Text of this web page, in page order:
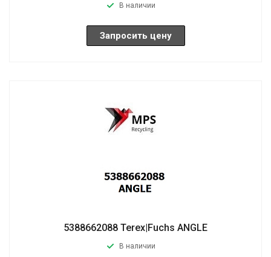
В наличии
Запросить цену
5388662088 Terex|Fuchs ANGLE
В наличии